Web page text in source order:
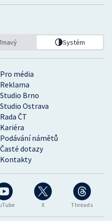
X Threads
Pro média
Reklama
Studio Brno
Studio Ostrava
Rada ČT
Kariéra
Podávání námětů
Časté dotazy
Kontakty
Systém